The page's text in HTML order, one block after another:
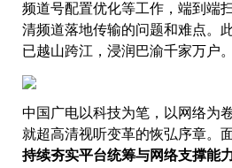
频道号配置优化等工作，端到端
清频道落地传输的问题和难点。
已越山跨江，浸润巴渝千家万户。
中国广电以科技为笔，以网络为
就超高清视听变革的恢弘序章。
持续夯实平台统筹与网络支撑能